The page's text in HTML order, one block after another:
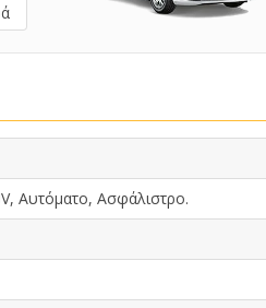
Αυτόματο, Ασφάλιστρο.